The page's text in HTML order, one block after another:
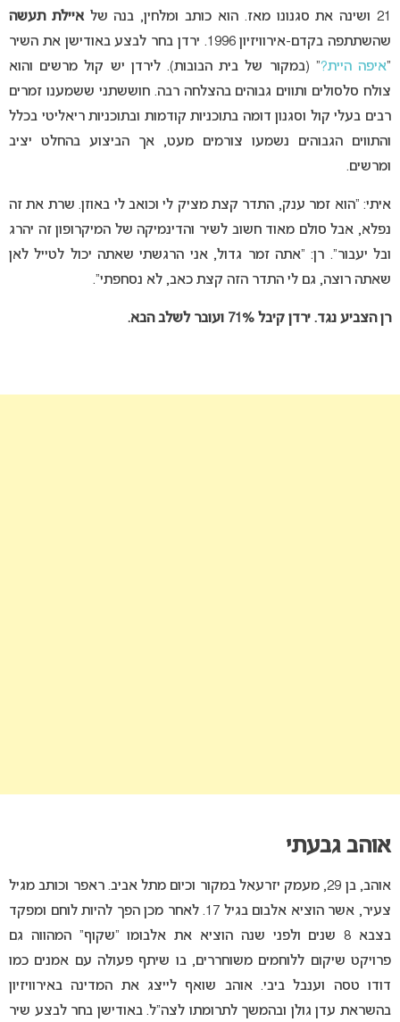
21 ושינה את סגנונו מאז. הוא כותב ומלחין, בנה של
איילת תעשה
שהשתתפה בקדם-אירוויזיון 1996. ירדן בחר לבצע באודישן את השיר
איפה היית?” (במקור של בית הבובות). לירדן יש קול מרשים והוא
צולח סלסולים ותווים גבוהים בהצלחה רבה. חוששתני ששמענו זמרים
רבים בעלי קול וסגנון דומה בתוכניות קודמות ובתוכניות ריאליטי בכלל
והתווים הגבוהים נשמעו צורמים מעט, אך הביצוע בהחלט יציב
ומרשים.
איתי: “הוא זמר ענק, התדר קצת מציק לי וכואב לי באוזן. שרת את זה
נפלא, אבל סולם מאוד חשוב לשיר והדינמיקה של המיקרופון זה יהרג
ובל יעבור”. רן: “אתה זמר גדול, אני הרגשתי שאתה יכול לטייל לאן
שאתה רוצה, גם לי התדר הזה קצת כאב, לא נסחפתי”.
רן הצביע נגד. ירדן קיבל 71% ועובר לשלב הבא.
אוהב גבעתי
אוהב, בן 29, מעמק יזרעאל במקור וכיום מתל אביב. ראפר וכותב מגיל
צעיר, אשר הוציא אלבום בגיל 17. לאחר מכן הפך להיות לוחם ומפקד
בצבא 8 שנים ולפני שנה הוציא את אלבומו “שקוף” המהווה גם
פרויקט שיקום ללוחמים משוחררים, בו שיתף פעולה עם אמנים כמו
דודו טסה וענבל ביבי. אוהב שואף לייצג את המדינה באירוויזיון
בהשראת עדן גולן ובהמשך לתרומתו לצה”ל. באודישן בחר לבצע שיר